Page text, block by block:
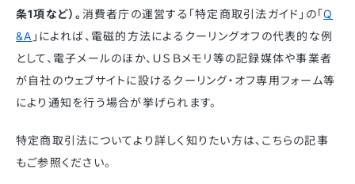
条1項など）。 消費者庁の運営する「特定商取引法ガイド」の「Q
&A 」によれば、電磁的方法によるクーリングオフの代表的な例
として、電子メールのほか、ＵＳＢメモリ等の記録媒体や事業者
が自社のウェブサイトに設けるクーリング・オフ専用フォーム等
により通知を行う場合が挙げられます。
特定商取引法についてより詳しく知りたい方は、こちらの記事
もご参照ください。